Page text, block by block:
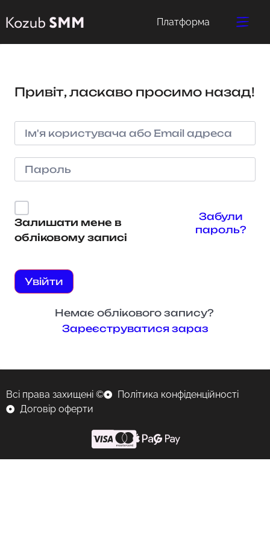
Платформа
Привіт, ласкаво просимо назад!
Залишати мене в
обліковому записі
Забули
пароль?
Увійти
Немає облікового запису?
Зареєструватися зараз
Всі права захищені ©
Політика конфіденційності
Договір оферти